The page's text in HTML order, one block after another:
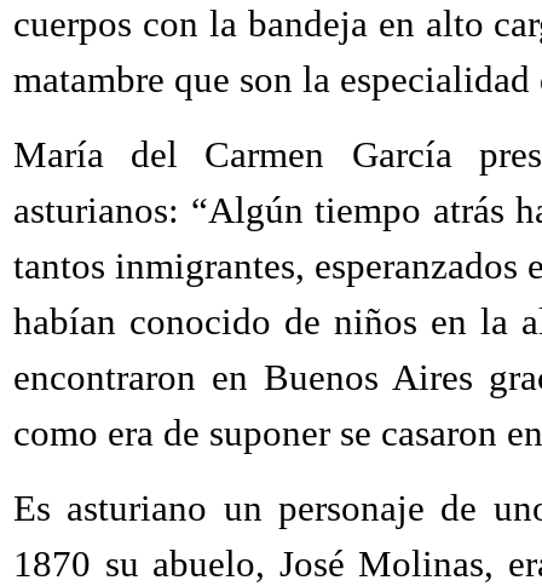
cuerpos con la bandeja en alto
matambre que son la especialidad
María del Carmen García
asturianos: “Algún tiempo atrás
tantos inmigrantes,
habían conocido de niños en la
encontraron en Buenos Aires
como era de suponer se casaron
Es asturiano un personaje de
1870 su abuelo, José Molinas,